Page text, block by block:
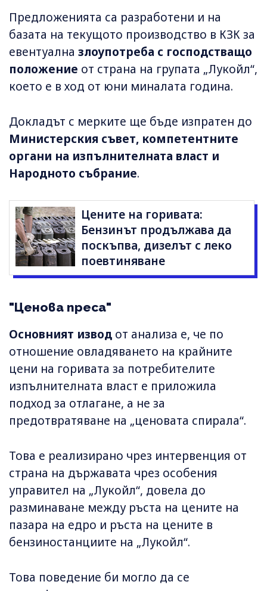
Предложенията са разработени и на
базата на текущото производство в КЗК за
евентуална злоупотреба с господстващо
положение от страна на групата „Лукойл“,
което е в ход от юни миналата година.
Докладът с мерките ще бъде изпратен до
Министерския съвет, компетентните
органи на изпълнителната власт и
Народното събрание.
Цените на горивата:
Бензинът продължава да
поскъпва, дизелът с леко
поевтиняване
"Ценова преса"
Основният извод от анализа е, че по
отношение овладяването на крайните
цени на горивата за потребителите
изпълнителната власт е приложила
подход за отлагане, а не за
предотвратяване на „ценовата спирала“.
Това е реализирано чрез интервенция от
страна на държавата чрез особения
управител на „Лукойл“, довела до
разминаване между ръста на цените на
пазара на едро и ръста на цените в
бензиностанциите на „Лукойл“.
Това поведение би могло да се